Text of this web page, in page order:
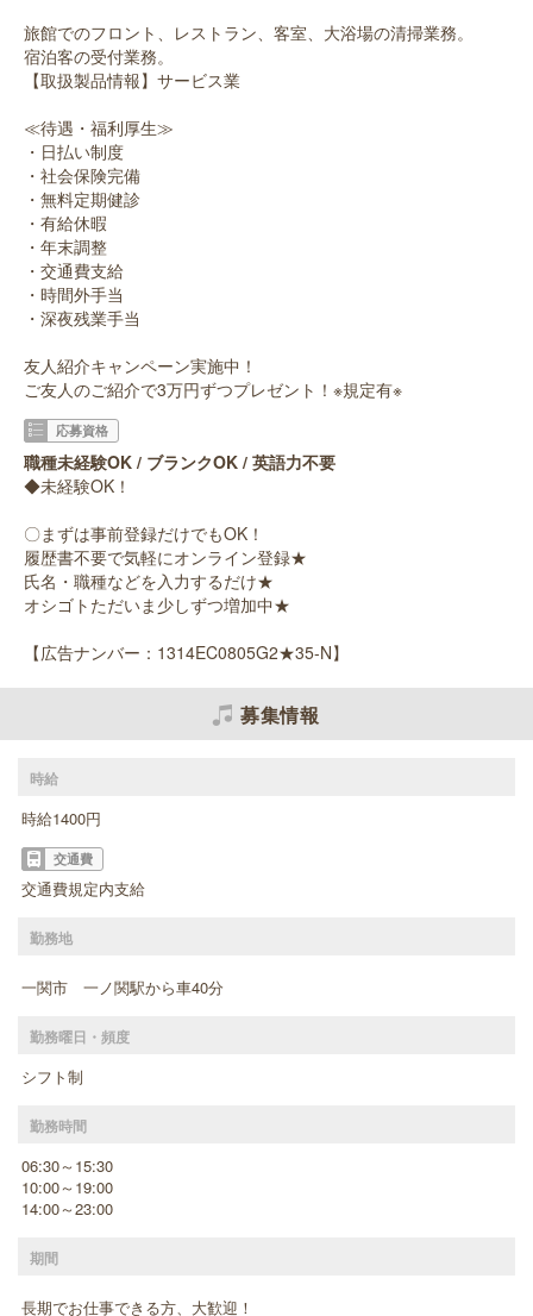
旅館でのフロント、レストラン、客室、大浴場の清掃業務。
宿泊客の受付業務。
【取扱製品情報】サービス業
≪待遇・福利厚生≫
・日払い制度
・社会保険完備
・無料定期健診
・有給休暇
・年末調整
・交通費支給
・時間外手当
・深夜残業手当
友人紹介キャンペーン実施中！
ご友人のご紹介で3万円ずつプレゼント！※規定有※
応募資格
職種未経験OK / ブランクOK / 英語力不要
◆未経験OK！
〇まずは事前登録だけでもOK！
履歴書不要で気軽にオンライン登録★
氏名・職種などを入力するだけ★
オシゴトただいま少しずつ増加中★
【広告ナンバー：1314EC0805G2★35-N】
募集情報
時給
時給1400円
交通費
交通費規定内支給
勤務地
一関市 一ノ関駅から車40分
勤務曜日・頻度
シフト制
勤務時間
06:30～15:30
10:00～19:00
14:00～23:00
期間
長期でお仕事できる方、大歓迎！